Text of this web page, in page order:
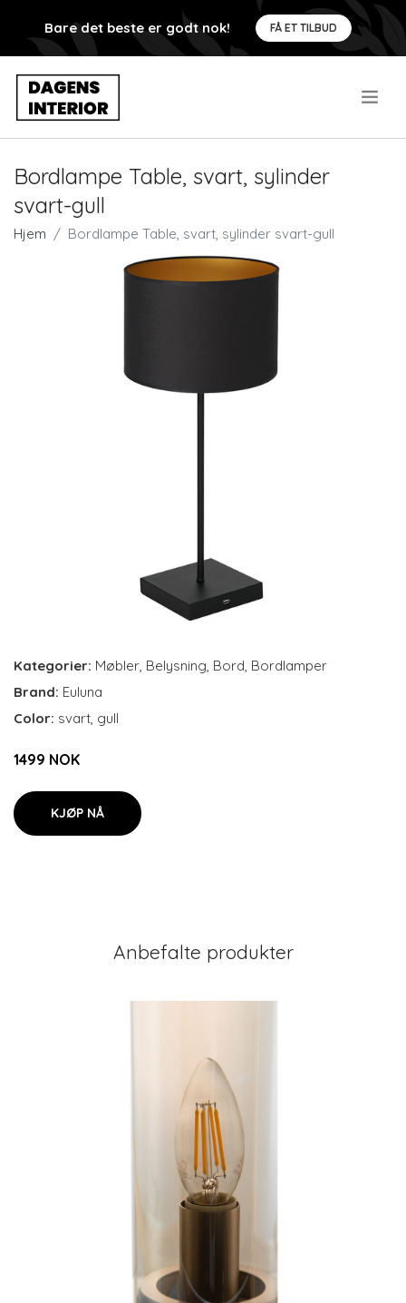
Bare det beste er godt nok! FÅ ET TILBUD
Bordlampe Table, svart, sylinder
svart-gull
Hjem Bordlampe Table, svart, sylinder svart-gull
Kategorier: Møbler, Belysning, Bord, Bordlamper
Brand: Euluna
Color: svart, gull
1499 NOK
KJØP NÅ
Anbefalte produkter